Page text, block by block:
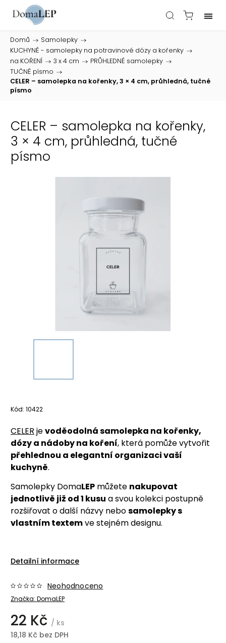
Domů / Samolepky /
KUCHYNĚ - samolepky na potravinové dózy a kořenky /
na KOŘENÍ / 3 x 4 cm / PRŮHLEDNÉ samolepky /
TUČNÉ písmo /
CELER – samolepka na kořenky, 3 × 4 cm, průhledná, tučné
písmo
CELER – samolepka na kořenky,
3 × 4 cm, průhledná, tučné
písmo
Kód: 10422
CELER jevoděodolná samolepka na kořenky,
dózy a nádoby na koření, která pomůže vytvořit
přehlednou a elegantní organizaci vaší
kuchyně.
Samolepky DomaLEP můžete nakupovat
jednotlivě již od 1 kusu a svou kolekci postupně
rozšiřovat o další názvy nebosamolepky s
vlastním textemve stejném designu.
Detailní informace
Značka: DomaLEP
Neohodnoceno
22 Kč / ks
18,18 Kč bez DPH